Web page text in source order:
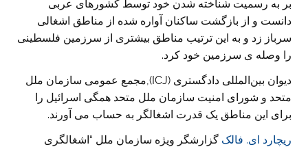
بر به رسمیت شناخته شدن خود توسط کشورهای عربی
دانست و از بازگشت ساکنان آواره شده از مناطق اشغالی
سرباز زد و به این ترتیب مناطق بیشتری از سرزمین فلسطینی
را وصله ی سرزمین خود کرد.
دیوان بین‌المللی دادگستری (ICJ),مجمع عمومی سازمان ملل
متحد و شورای امنیت سازمان ملل متحد همگی اسرائیل را
برای این مناطق یک قدرت اشغالگر به حساب می آورند.
ریچارد ای. فالک گزارشگر ویژه سازمان ملل “اشغالگری